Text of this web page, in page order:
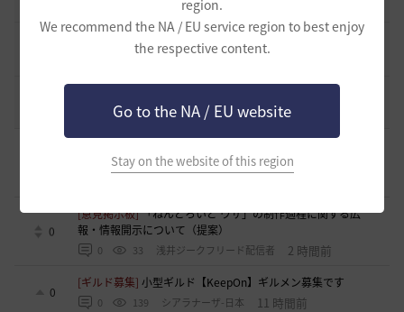
region.
We recommend the NA / EU service region to best enjoy
the respective content.
Go to the NA / EU website
Stay on the website of this region
黒い砂漠
エント研究室動画集
黒い砂漠
47.8K 黒い砂漠 2020.03.25
集！現在3名！
0
[意見掲示板]「ねんどろいど ウサ」の制作過程に関する広
報・情報開示について（提案）
0 33 浅井ジークフリード配信者 2 時間前
0
[ギルド募集]小型ギルド【KeepOn】ギルメン募集です
0 139 シアラナーザ-日本 11 時間前